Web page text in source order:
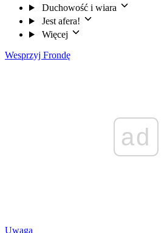
Duchowość i wiara
Jest afera!
Więcej
Wesprzyj Frondę
ad
Uwaga